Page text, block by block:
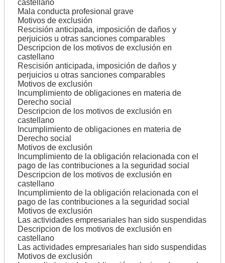
castellano
Mala conducta profesional grave
Motivos de exclusión
Rescisión anticipada, imposición de daños y
perjuicios u otras sanciones comparables
Descripcion de los motivos de exclusión en
castellano
Rescisión anticipada, imposición de daños y
perjuicios u otras sanciones comparables
Motivos de exclusión
Incumplimiento de obligaciones en materia de
Derecho social
Descripcion de los motivos de exclusión en
castellano
Incumplimiento de obligaciones en materia de
Derecho social
Motivos de exclusión
Incumplimiento de la obligación relacionada con el
pago de las contribuciones a la seguridad social
Descripcion de los motivos de exclusión en
castellano
Incumplimiento de la obligación relacionada con el
pago de las contribuciones a la seguridad social
Motivos de exclusión
Las actividades empresariales han sido suspendidas
Descripcion de los motivos de exclusión en
castellano
Las actividades empresariales han sido suspendidas
Motivos de exclusión